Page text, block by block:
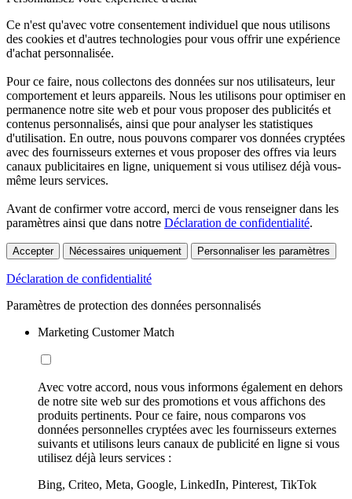
Ce n'est qu'avec votre consentement individuel que nous utilisons
des cookies et d'autres technologies pour vous offrir une expérience
d'achat personnalisée.
Pour ce faire, nous collectons des données sur nos utilisateurs, leur
comportement et leurs appareils. Nous les utilisons pour optimiser en
permanence notre site web et pour vous proposer des publicités et
contenus personnalisés, ainsi que pour analyser les statistiques
d'utilisation. En outre, nous pouvons comparer vos données cryptées
avec des fournisseurs externes et vous proposer des offres via leurs
canaux publicitaires en ligne, uniquement si vous utilisez déjà vous-
même leurs services.
Avant de confirmer votre accord, merci de vous renseigner dans les
paramètres ainsi que dans notre Déclaration de confidentialité.
Accepter Nécessaires uniquement Personnaliser les paramètres
Déclaration de confidentialité
Paramètres de protection des données personnalisés
Marketing Customer Match
Avec votre accord, nous vous informons également en dehors
de notre site web sur des promotions et vous affichons des
produits pertinents. Pour ce faire, nous comparons vos
données personnelles cryptées avec les fournisseurs externes
suivants et utilisons leurs canaux de publicité en ligne si vous
utilisez déjà leurs services :
Bing, Criteo, Meta, Google, LinkedIn, Pinterest, TikTok